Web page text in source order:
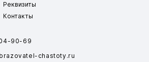
Реквизиты
Контакты
90-69
chastoty.ru